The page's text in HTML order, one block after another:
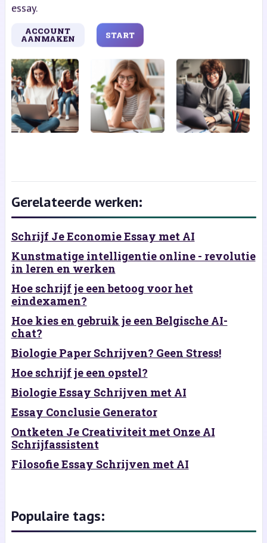
essay.
ACCOUNT
AANMAKEN START
Gerelateerde werken:
Schrijf Je Economie Essay met AI
Kunstmatige intelligentie online - revolutie
in leren en werken
Hoe schrijf je een betoog voor het
eindexamen?
Hoe kies en gebruik je een Belgische AI-
chat?
Biologie Paper Schrijven? Geen Stress!
Hoe schrijf je een opstel?
Biologie Essay Schrijven met AI
Essay Conclusie Generator
Ontketen Je Creativiteit met Onze AI
Schrijfassistent
Filosofie Essay Schrijven met AI
Populaire tags: